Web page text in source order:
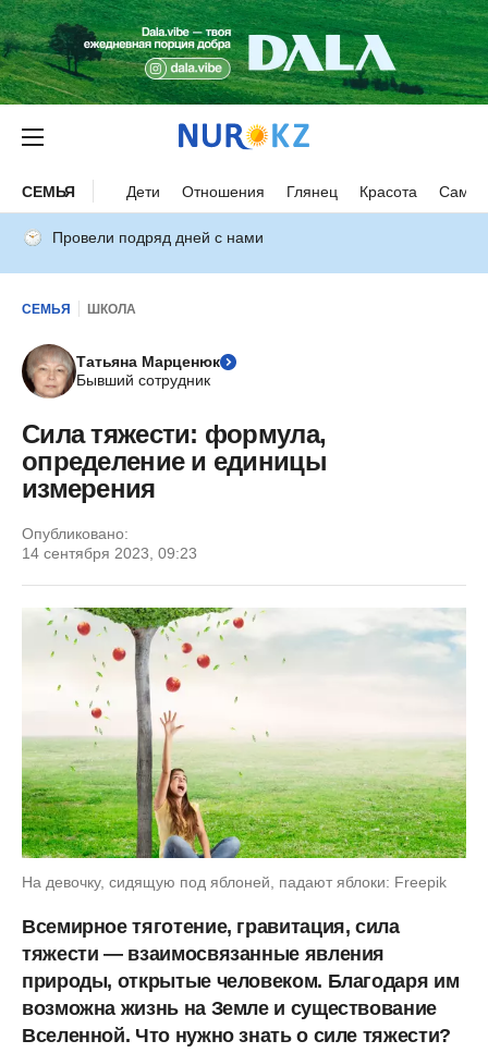
СЕМЬЯ Дети Отношения Глянец Красота
Провели подряд дней с нами
СЕМЬЯ ШКОЛА
Татьяна Марценюк
Бывший сотрудник
Сила тяжести: формула,
определение и единицы
измерения
Опубликовано:
14 сентября 2023, 09:23
На девочку, сидящую под яблоней, падают яблоки: Freepik
Всемирное тяготение, гравитация, сила
тяжести — взаимосвязанные явления
природы, открытые человеком. Благодаря им
возможна жизнь на Земле и существование
Вселенной. Что нужно знать о силе тяжести?